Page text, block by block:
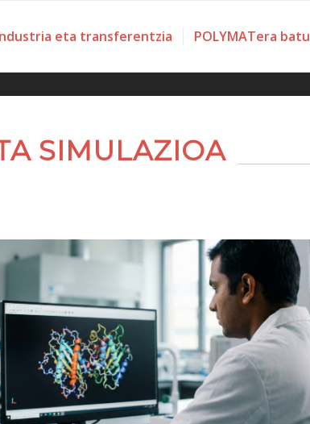
eta transferentzia POLYMATera batu
SIMULAZIOA